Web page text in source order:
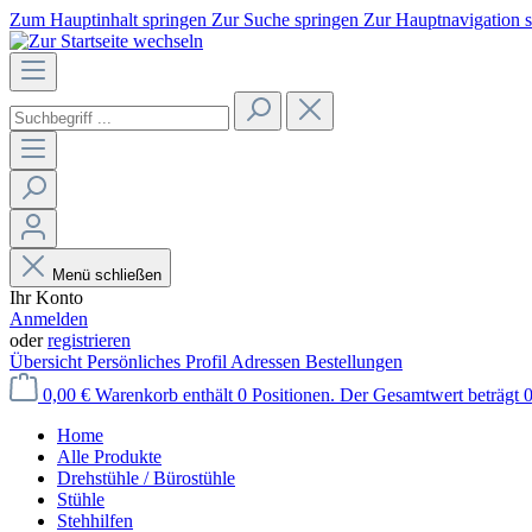
Zum Hauptinhalt springen Zur Suche springen Zur Hauptnavigation
Menü schließen
Ihr Konto
Anmelden
oderregistrieren
Übersicht Persönliches Profil Adressen Bestellungen
0,00 € Warenkorb enthält 0 Positionen. Der Gesamtwert beträgt
Home
Alle Produkte
Drehstühle / Bürostühle
Stühle
Stehhilfen